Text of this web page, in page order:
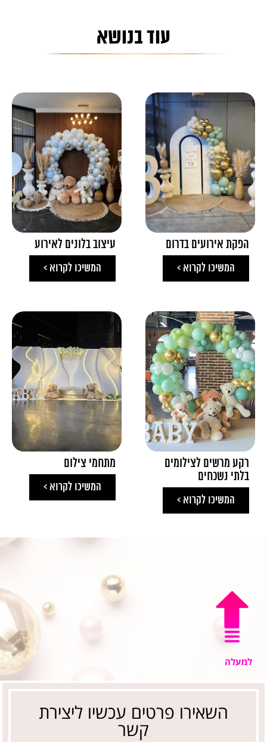
עוד בנושא
הפקת אירועים בדרום
המשיכו לקרוא >
עיצוב בלונים לאירוע
המשיכו לקרוא >
רקע מרשים לצילומים
בלתי נשכחים
המשיכו לקרוא >
מתחמי צילום
המשיכו לקרוא >
למעלה
השאירו פרטים עכשיו ליצירת
קשר